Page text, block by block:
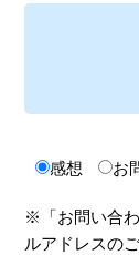
感想 お
※「お問い合
ルアドレスの